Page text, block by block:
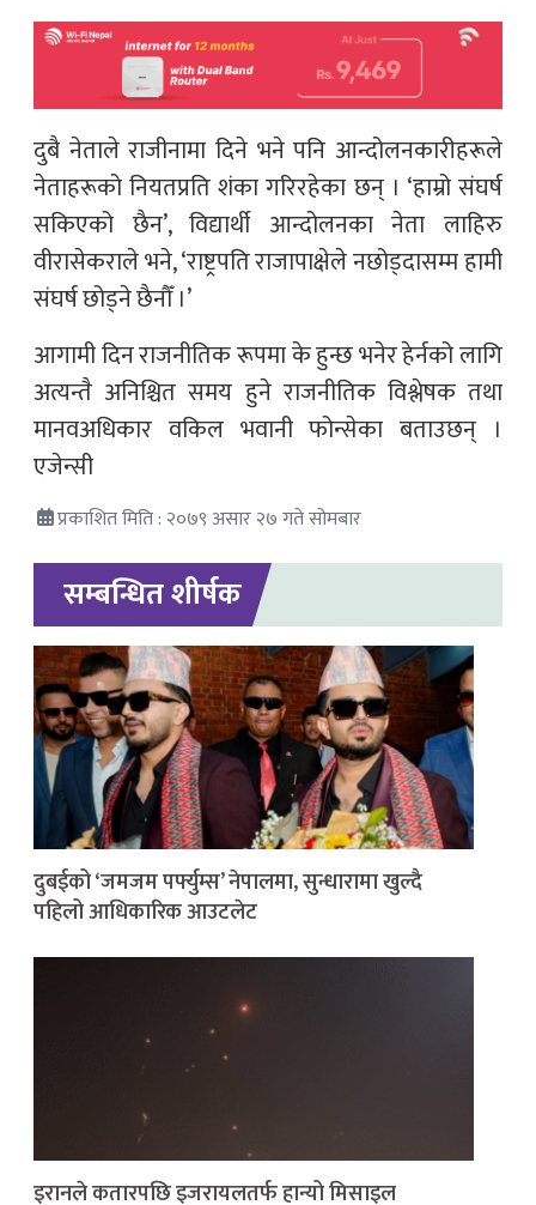
दुबै नेताले राजीनामा दिने भने पनि आन्दोलनकारीहरूले
नेताहरूको नियतप्रति शंका गरिरहेका छन् । ‘हाम्रो संघर्ष
सकिएको छैन’, विद्यार्थी आन्दोलनका नेता लाहिरु
वीरासेकराले भने, ‘राष्ट्रपति राजापाक्षेले नछोड्दासम्म हामी
संघर्ष छोड्ने छैनौँ ।’
आगामी दिन राजनीतिक रूपमा के हुन्छ भनेर हेर्नको लागि
अत्यन्तै अनिश्चित समय हुने राजनीतिक विश्लेषक तथा
मानवअधिकार वकिल भवानी फोन्सेका बताउछन् ।
एजेन्सी
प्रकाशित मिति : २०७९ असार २७ गते सोमबार
सम्बन्धित शीर्षक
दुबईको ‘जमजम पर्फ्युम्स’ नेपालमा, सुन्धारामा खुल्दै
पहिलो आधिकारिक आउटलेट
इरानले कतारपछि इजरायलतर्फ हान्यो मिसाइल